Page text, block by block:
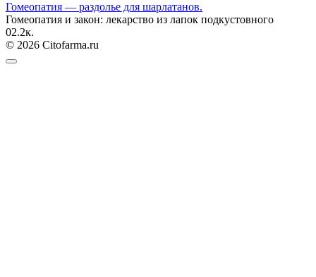
Гомеопатия — раздолье для шарлатанов.
Гомеопатия и закон: лекарство из лапок подкустовного
02.2к.
© 2026 Citofarma.ru